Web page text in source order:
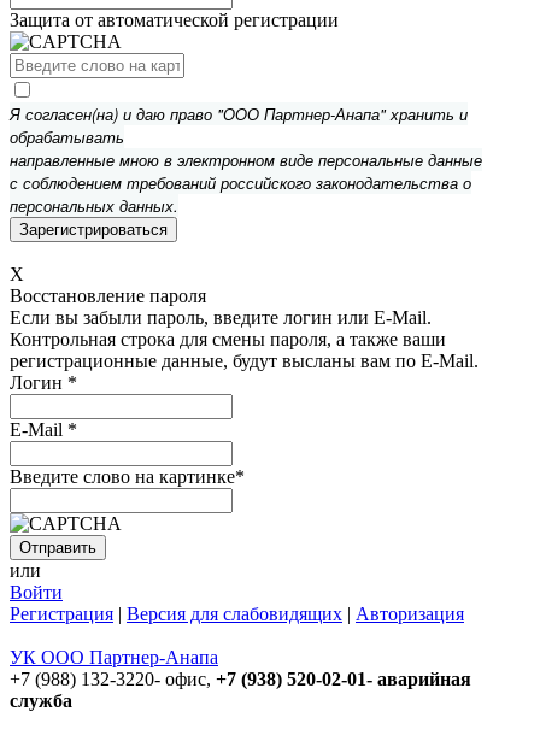
Защита от автоматической регистрации
Я согласен(на) и даю право "ООО Партнер-Анапа" хранить и
обрабатывать
направленные мною в электронном виде персональные данные
с соблюдением требований российского законодательства о
персональных данных.
X
Восстановление пароля
Если вы забыли пароль, введите логин или E-Mail.
Контрольная строка для смены пароля, а также ваши
регистрационные данные, будут высланы вам по E-Mail.
Логин *
E-Mail *
Введите слово на картинке*
или
Войти
Регистрация | Версия для слабовидящих | Авторизация
УК ООО Партнер-Анапа
+7 (988) 132-3220- офис, +7 (938) 520-02-01- аварийная
служба